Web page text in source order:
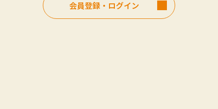
会員登録・ログイン